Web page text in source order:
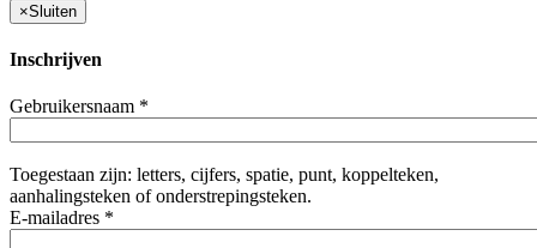
×Sluiten
Inschrijven
Gebruikersnaam *
Toegestaan zijn: letters, cijfers, spatie, punt, koppelteken,
aanhalingsteken of onderstrepingsteken.
E-mailadres *